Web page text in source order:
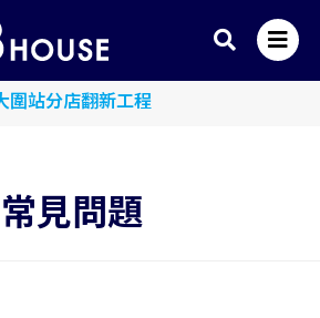
圍站分店翻新工程
x QB House 限時單剪半價優惠
常見問題